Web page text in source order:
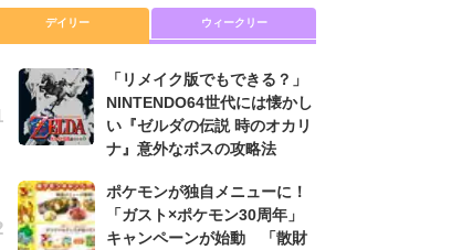
デイリー ウィークリー
「リメイク版でもできる？」
NINTENDO64世代には懐かし
い『ゼルダの伝説 時のオカリ
ナ』意外なボスの攻略法
ポケモンが独自メニューに！
「ガスト×ポケモン30周年」
キャンペーンが始動 「散財